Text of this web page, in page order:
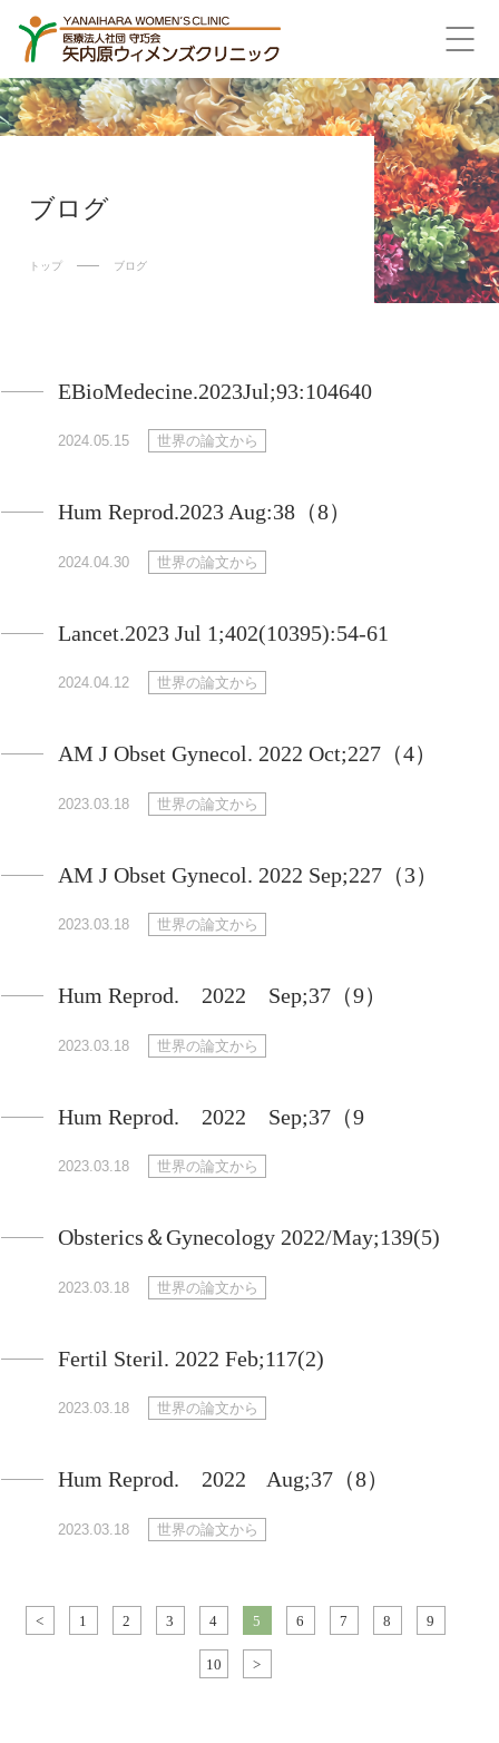
ブログ
トップ ブログ
EBioMedecine.2023Jul;93:104640
2024.05.15 世界の論文から
Hum Reprod.2023 Aug:38（8）
2024.04.30 世界の論文から
Lancet.2023 Jul 1;402(10395):54-61
2024.04.12 世界の論文から
AM J Obset Gynecol. 2022 Oct;227（4）
2023.03.18 世界の論文から
AM J Obset Gynecol. 2022 Sep;227（3）
2023.03.18 世界の論文から
Hum Reprod. 2022 Sep;37（9）
2023.03.18 世界の論文から
Hum Reprod. 2022 Sep;37（9
2023.03.18 世界の論文から
Obsterics＆Gynecology 2022/May;139(5)
2023.03.18 世界の論文から
Fertil Steril. 2022 Feb;117(2)
2023.03.18 世界の論文から
Hum Reprod. 2022 Aug;37（8）
2023.03.18 世界の論文から
< 1 2 3 4 5 6 7 8 9
10 >